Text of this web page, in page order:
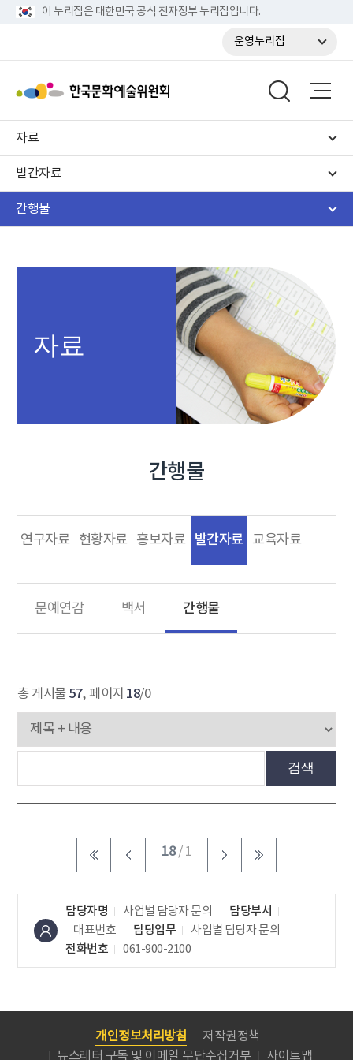
이 누리집은 대한민국 공식 전자정부 누리집입니다.
운영누리집
자료
발간자료
간행물
자료
간행물
연구자료 현황자료 홍보자료 발간자료 교육자료
문예연감 백서 간행물
총 게시물 57, 페이지 18/0
검색
18/ 1
담당자명 사업별 담당자 문의
담당부서
대표번호
담당업무
사업별 담당자 문의
전화번호
061-900-2100
개인정보처리방침
저작권정책
뉴스레터 구독 및 이메일 무단수집거부
사이트맵